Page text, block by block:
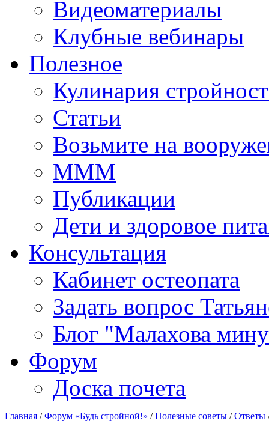
Видеоматериалы
Клубные вебинары
Полезное
Кулинария
Статьи
Возьмите на
МММ
Публикации
Дети и здоровое
Консультация
Кабинет остеопата
Задать вопрос
Блог "Малахова
Форум
Доска почета
Главная /Форум «Будь стройной!» /Полезные советы /Ответы